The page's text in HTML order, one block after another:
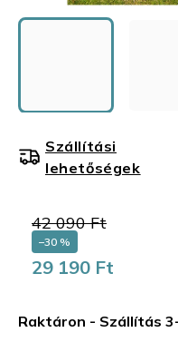
42 090 Ft
–30 %
29 190 Ft
Raktáron - Szállítás
Szállítási
lehetőségek